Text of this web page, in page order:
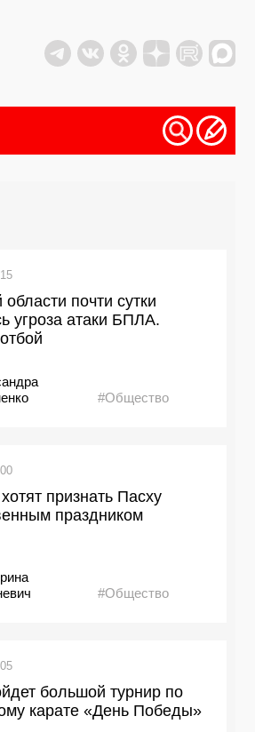
почти сутки
угроза атаки БПЛА.
#Общество
признать Пасху
праздником
#Общество
большой турнир по
карате «День Победы»